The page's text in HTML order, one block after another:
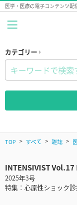
医学・医療の電子コンテンツ配
カテゴリー
TOP すべて 雑誌
INTENSIVIST Vol.17
2025年3号
特集：心原性ショック